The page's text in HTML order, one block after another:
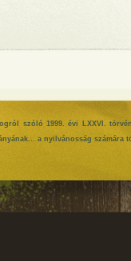
szóló 1999. évi LXXVI.
a nyilvánosság